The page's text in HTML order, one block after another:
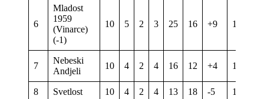
6
Mladost
1959
(Vinarce)
(-1)
10 5 2 3 25 16 +9 16
7
Nebeski
Andjeli
10 4 2 4 16 12 +4 14
8 Svetlost 10 4 2 4 13 18 -5 14